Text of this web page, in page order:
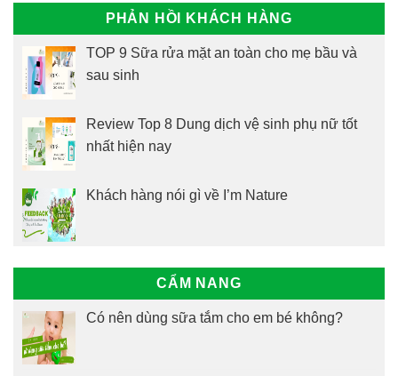
PHẢN HỒI KHÁCH HÀNG
TOP 9 Sữa rửa mặt an toàn cho mẹ bầu và
sau sinh
Review Top 8 Dung dịch vệ sinh phụ nữ tốt
nhất hiện nay
Khách hàng nói gì về I’m Nature
CẨM NANG
Có nên dùng sữa tắm cho em bé không?